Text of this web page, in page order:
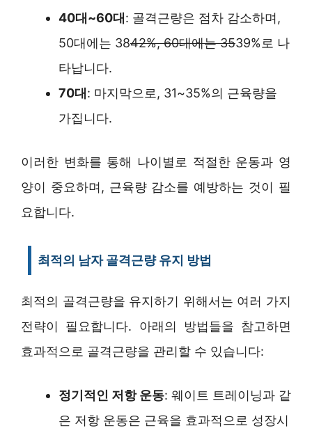
40대~60대: 골격근량은 점차 감소하며,
50대에는 3842%, 60대에는 3539%로 나
타납니다.
70대: 마지막으로, 31~35%의 근육량을
가집니다.
이러한 변화를 통해 나이별로 적절한 운동과 영
양이 중요하며, 근육량 감소를 예방하는 것이 필
요합니다.
최적의 남자 골격근량 유지 방법
최적의 골격근량을 유지하기 위해서는 여러 가지
전략이 필요합니다. 아래의 방법들을 참고하면
효과적으로 골격근량을 관리할 수 있습니다:
정기적인 저항 운동: 웨이트 트레이닝과 같
은 저항 운동은 근육을 효과적으로 성장시